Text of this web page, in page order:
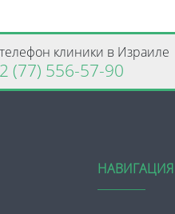
клиники в Израиле
(77) 556-57-90
НАВИГАЦИЯ